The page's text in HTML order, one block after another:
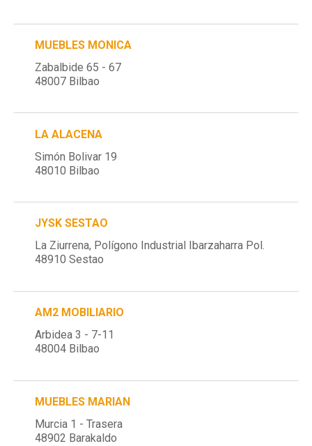
MUEBLES MONICA
Zabalbide 65 - 67
48007 Bilbao
LA ALACENA
Simón Bolivar 19
48010 Bilbao
JYSK SESTAO
La Ziurrena, Polígono Industrial Ibarzaharra Pol.
48910 Sestao
AM2 MOBILIARIO
Arbidea 3 - 7-11
48004 Bilbao
MUEBLES MARIAN
Murcia 1 - Trasera
48902 Barakaldo